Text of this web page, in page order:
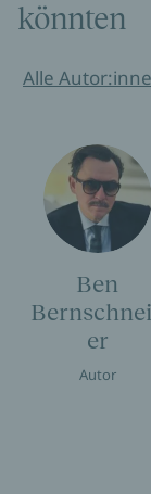
könnten
Alle
Ben
er
Autor